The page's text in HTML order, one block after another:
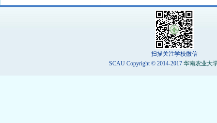
扫描关注学校微信
SCAU Copyright © 2014-2017 华南农业大